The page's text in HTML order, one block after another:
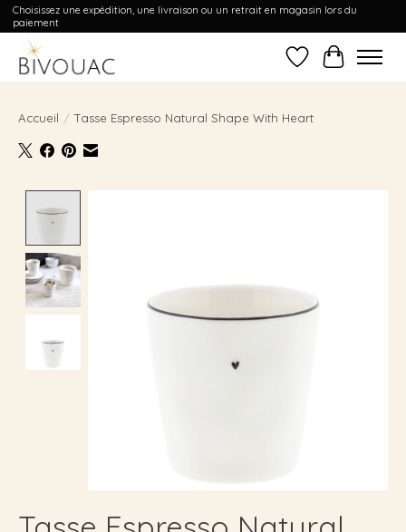
Choisissez une expédition, une livraison ou un retrait en magasin lors du
paiement
Liste dePanier
Accueil / Tasse Espresso Natural Shape With Heart